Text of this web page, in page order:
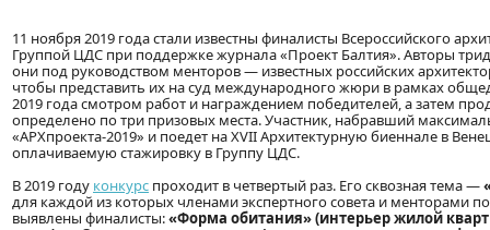
11 ноября 2019 года стали известны финалисты Всероссийского
Группой ЦДС при поддержке журнала «Проект Балтия». Авторы
они под руководством менторов — известных российских
чтобы представить их на суд международного жюри в рамках
2019 года смотром работ и награждением победителей, а затем
определено по три призовых места. Участник, набравший
«АРХпроекта-2019» и поедет на XVII Архитектурную биеннале в
оплачиваемую стажировку в Группу ЦДС.
В 2019 году конкурс проходит в четвертый раз. Его сквозная тема —
для каждой из которых членами экспертного совета и менторами
выявлены финалисты:«Форма обитания» (интерьер жилой